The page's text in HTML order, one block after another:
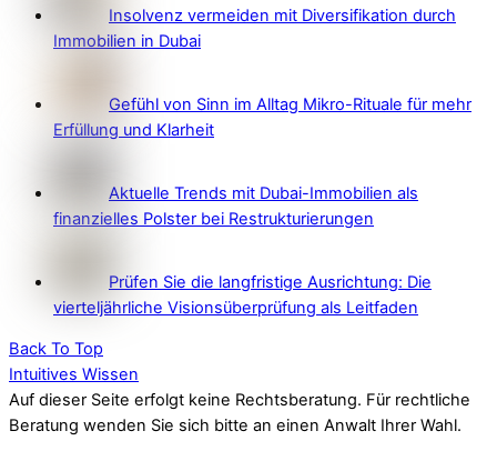
Insolvenz vermeiden mit Diversifikation durch
Immobilien in Dubai
Gefühl von Sinn im Alltag Mikro-Rituale für mehr
Erfüllung und Klarheit
Aktuelle Trends mit Dubai-Immobilien als
finanzielles Polster bei Restrukturierungen
Prüfen Sie die langfristige Ausrichtung: Die
vierteljährliche Visionsüberprüfung als Leitfaden
Back To Top
Intuitives Wissen
Auf dieser Seite erfolgt keine Rechtsberatung. Für rechtliche
Beratung wenden Sie sich bitte an einen Anwalt Ihrer Wahl.